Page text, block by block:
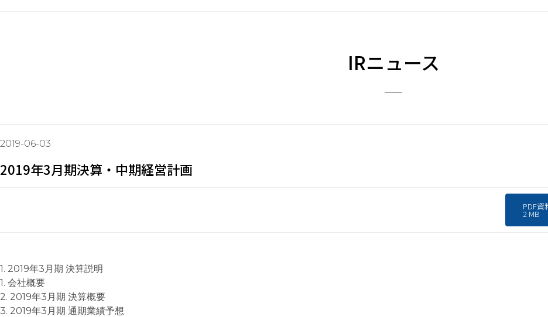
IRニュース
2019-06-03
2019年3月期決算・中期経営計画
PDF資
2 MB
1. 2019年3月期 決算説明
1. 会社概要
2. 2019年3月期 決算概要
3. 2019年3月期 通期業績予想